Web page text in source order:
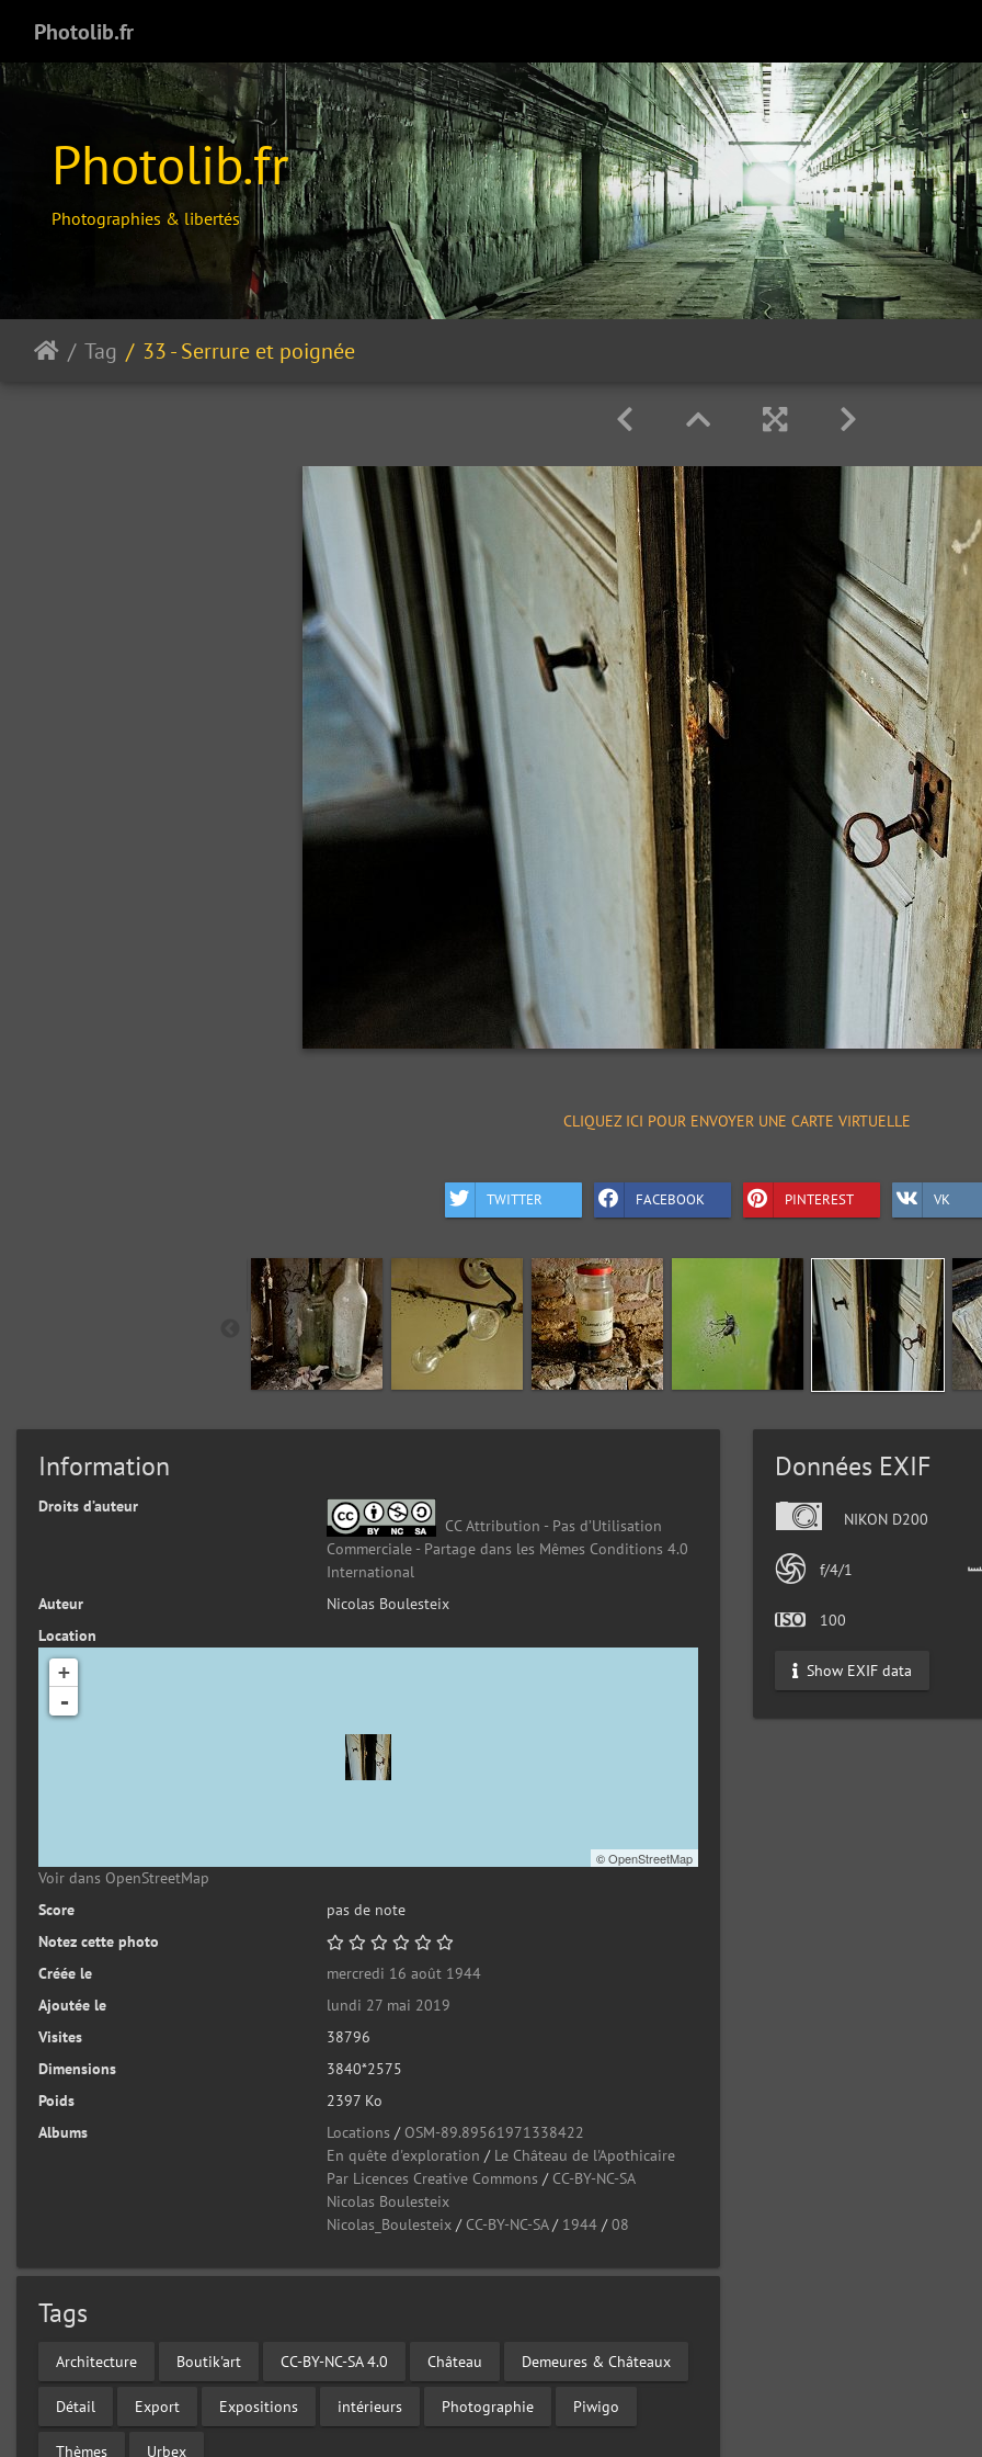
Photolib.fr
Photolib.fr
Photographies & libertés
Tag 33 - Serrure et poignée
CLIQUEZ ICI POUR ENVOYER UNE CARTE VIRTUELLE
TWITTER FACEBOOK PINTEREST VK
Information
Droits d’auteur
CC Attribution - Pas d’Utilisation
Commerciale - Partage dans les Mêmes Conditions 4.0
International
Auteur
Nicolas Boulesteix
Location
+
-
©OpenStreetMap
Voir dans OpenStreetMap
Score
pas de note
Notez cette photo
Créée le
mercredi 16 août 1944
Ajoutée le
lundi 27 mai 2019
Visites
38796
Dimensions
3840*2575
Poids
2397 Ko
Albums
Locations / OSM-89.89561971338422
En quête d'exploration / Le Château de l'Apothicaire
Par Licences Creative Commons / CC-BY-NC-SA
Nicolas Boulesteix
Nicolas_Boulesteix / CC-BY-NC-SA/ 1944 /08
Tags
Architecture Boutik'art CC-BY-NC-SA 4.0 Château Demeures & Châteaux
Détail Export Expositions intérieurs Photographie Piwigo
Thèmes Urbex
Données EXIF
NIKON D200
f/4/1
100
Show EXIF data